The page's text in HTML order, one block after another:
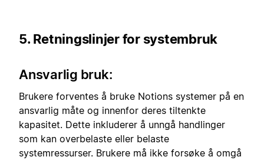
5. Retningslinjer for systembruk
Ansvarlig bruk:
Brukere forventes å bruke Notions systemer på en
ansvarlig måte og innenfor deres tiltenkte
kapasitet. Dette inkluderer å unngå handlinger
som kan overbelaste eller belaste
systemressurser. Brukere må ikke forsøke å omgå